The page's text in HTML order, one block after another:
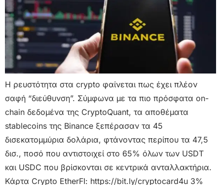
Η ρευστότητα στα crypto φαίνεται πως έχει πλέον
σαφή “διεύθυνση”. Σύμφωνα με τα πιο πρόσφατα on-
chain δεδομένα της CryptoQuant, τα αποθέματα
stablecoins της Binance ξεπέρασαν τα 45
δισεκατομμύρια δολάρια, φτάνοντας περίπου τα 47,5
δισ., ποσό που αντιστοιχεί στο 65% όλων των USDT
και USDC που βρίσκονται σε κεντρικά ανταλλακτήρια.
Κάρτα Crypto EtherFI: https://bit.ly/cryptocard4u 3%